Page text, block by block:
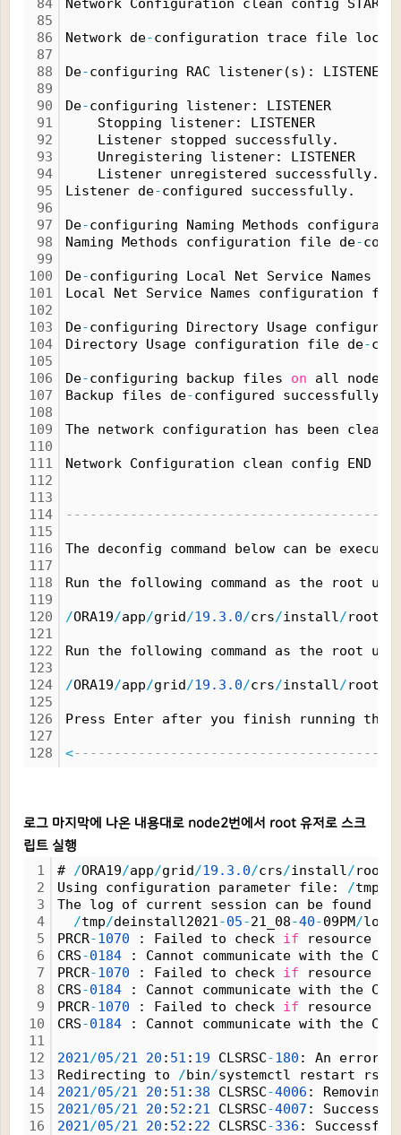
84
85
86
87
88
89
90
91
92
93
94
95
96
97
98
99
100
101
102
103
104
105
106
107
108
109
110
111
112
113
114
115
116
117
118
119
120
121
122
123
124
125
126
127
128
Network Configuration clean config START
Network de-configuration trace file
De-configuring RAC listener(s): LISTENER
De-configuring listener: LISTENER
Stopping listener: LISTENER
Listener stopped successfully.
Unregistering listener: LISTENER
Listener unregistered successfully.
Listener de-configured successfully.
De-configuring Naming Methods
Naming Methods configuration file de-
De-configuring Local Net Service Names
Local Net Service Names configuration
De-configuring Directory Usage
Directory Usage configuration file de-
De-configuring backup files on all
Backup files de-configured successfully.
The network configuration has been
Network Configuration clean config END
---------------------------------------->
The deconfig command below can be
Run the following command as the root
/ORA19/app/grid/19. 3. 0/crs/install/
Run the following command as the root
/ORA19/app/grid/19. 3. 0/crs/install/
Press Enter after you finish running the
<----------------------------------------
로그 마지막에 나온 내용대로 node2번에서 root 유저로 스크
립트 실행
1
2
3
4
5
6
7
8
9
10
11
12
13
14
15
16
# /ORA19/app/grid/19. 3. 0/crs/install/
Using configuration parameter file: /tmp
The log of current session can be found
/tmp/deinstall2021-05-21_08-40-09PM/logs
PRCR-1070 : Failed to check if resource
CRS-0184 : Cannot communicate with the CRS
PRCR-1070 : Failed to check if resource
CRS-0184 : Cannot communicate with the CRS
PRCR-1070 : Failed to check if resource
CRS-0184 : Cannot communicate with the CRS
2021/05/21 20 : 51 : 19 CLSRSC-180 : An error
Redirecting to /bin/systemctl restart
2021/05/21 20 : 51 : 38 CLSRSC-4006 :
2021/05/21 20 : 52 : 21 CLSRSC-4007 :
2021/05/21 20 : 52 : 22 CLSRSC-336 :